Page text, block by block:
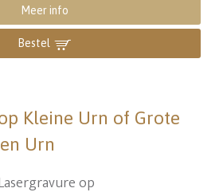
Meer info
Bestel
Kleine Urn of Grote
Urn